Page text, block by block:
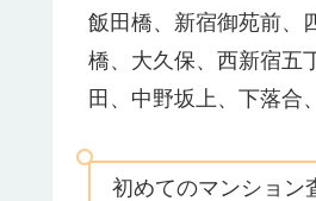
飯田橋、新宿御苑前、
橋、大久保、西新宿五
田、中野坂上、下落合
初めてのマンション